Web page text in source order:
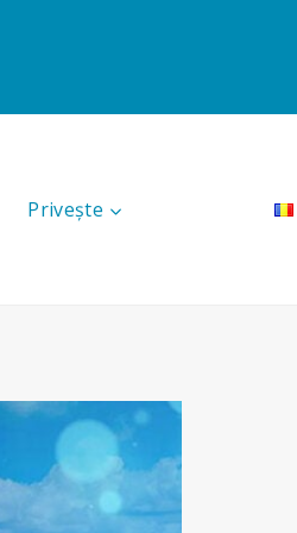
Privește